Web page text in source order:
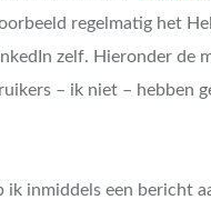
regelmatig het
zelf. Hieronder de
– ik niet – hebben
ik inmiddels een bericht